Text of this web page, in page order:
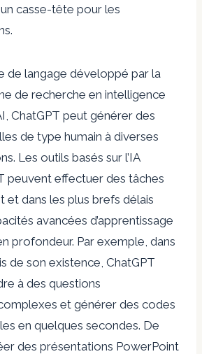
casse-tête pour les
de langage développé par la
de recherche en intelligence
ChatGPT peut générer des
de type humain à diverses
Les outils basés sur l’IA
peuvent effectuer des tâches
et dans les plus brefs délais
avancées d’apprentissage
profondeur. Par exemple, dans
de son existence, ChatGPT
à des questions
et générer des codes
en quelques secondes. De
des présentations PowerPoint